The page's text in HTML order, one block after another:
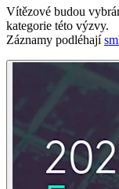
Vítězové budou
kategorie této výzvy.
Záznamy podléhají